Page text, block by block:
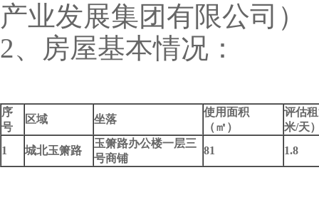
产业发展集团有限公司）
2、房屋基本情况：
序
号
区域 坐落
使用面积
（㎡）
评估
米/天
1
城北玉箫路
玉箫路办公楼一层三
号商铺
81 1.8